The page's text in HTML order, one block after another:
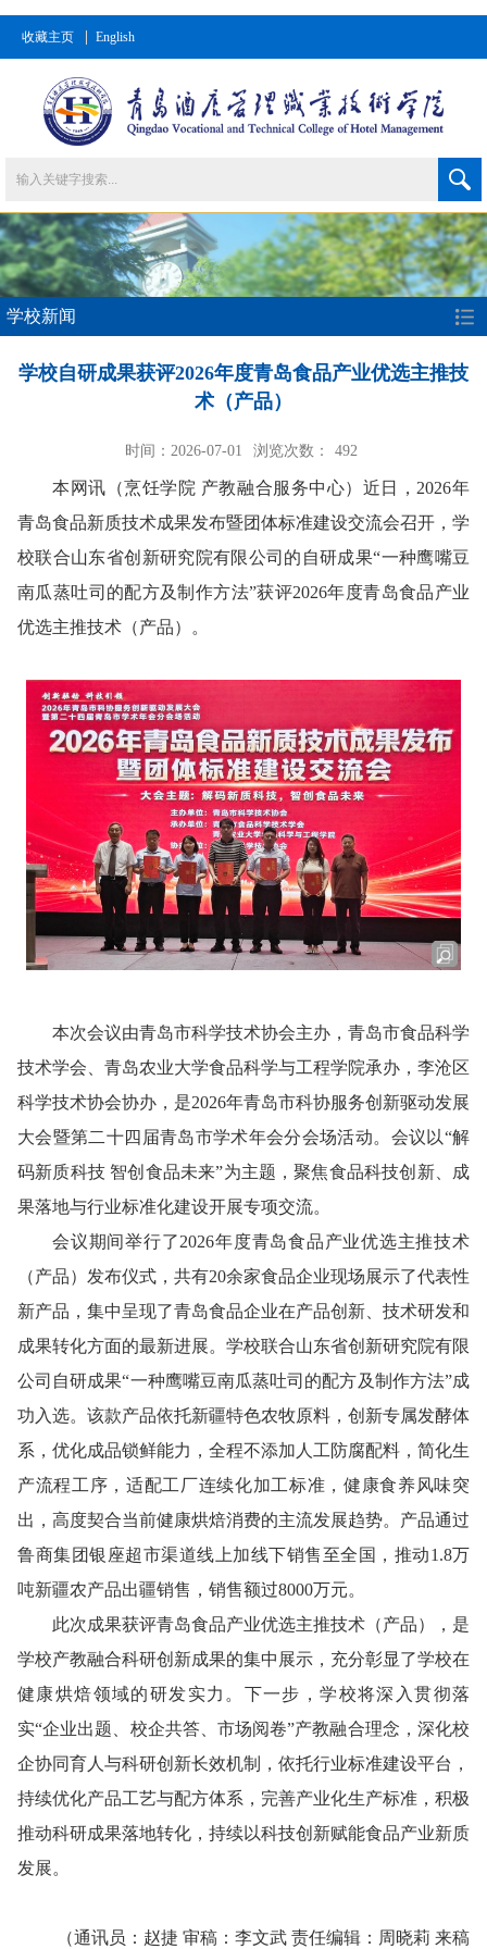
收藏主页 English
学校新闻
学校自研成果获评2026年度青岛食品产业优选主推技
术（产品）
时间：2026-07-01 浏览次数： 492
本网讯 （烹饪学院 产教融合服务中心） 近日，2026年
青岛食品新质技术成果发布暨团体标准建设交流会召开，学
校联合山东省创新研究院有限公司的自研成果“一种鹰嘴豆
南瓜蒸吐司的配方及制作方法”获评2026年度青岛食品产业
优选主推技术（产品） 。
本次会议由青岛市科学技术协会主办，青岛市食品科学
技术学会、青岛农业大学食品科学与工程学院承办，李沧区
科学技术协会协办，是2026年青岛市科协服务创新驱动发展
大会暨第二十四届青岛市学术年会分会场活动。会议以“解
码新质科技 智创食品未来”为主题，聚焦食品科技创新、成
果落地与行业标准化建设开展专项交流。
会议期间举行了2026年度青岛食品产业优选主推技术
（产品）发布仪式，共有20余家食品企业现场展示了代表性
新产品，集中呈现了青岛食品企业在产品创新、技术研发和
成果转化方面的最新进展。学校联合山东省创新研究院有限
公司自研成果“一种鹰嘴豆南瓜蒸吐司的配方及制作方法”成
功入选。该款产品依托新疆特色农牧原料，创新专属发酵体
系，优化成品锁鲜能力，全程不添加人工防腐配料，简化生
产流程工序，适配工厂连续化加工标准，健康食养风味突
出，高度契合当前健康烘焙消费的主流发展趋势。产品通过
鲁商集团银座超市渠道线上加线下销售至全国，推动1.8万
吨新疆农产品出疆销售，销售额过8000万元。
此次成果获评青岛食品产业优选主推技术（产品），是
学校产教融合科研创新成果的集中展示，充分彰显了学校在
健康烘焙领域的研发实力。下一步，学校将深入贯彻落
实“企业出题、校企共答、市场阅卷”产教融合理念，深化校
企协同育人与科研创新长效机制，依托行业标准建设平台，
持续优化产品工艺与配方体系，完善产业化生产标准，积极
推动科研成果落地转化，持续以科技创新赋能食品产业新质
发展。
（通讯员：赵捷 审稿：李文武 责任编辑：周晓莉 来稿